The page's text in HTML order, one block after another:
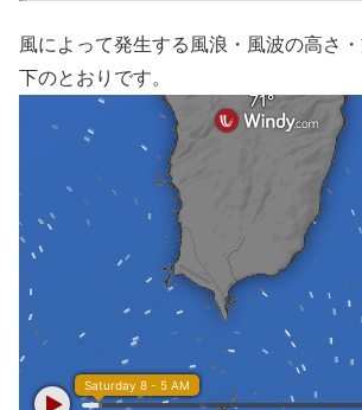
風によって発生する風浪・風波の高さ
下のとおりです。